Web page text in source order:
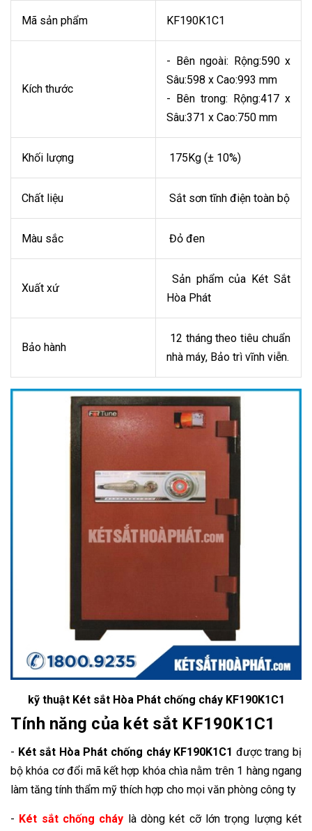
Mã sản phẩm KF190K1C1
Kích thước
- Bên ngoài: Rộng:590 x
Sâu:598 x Cao:993 mm
- Bên trong: Rộng:417 x
Sâu:371 x Cao:750 mm
Khối lượng 175Kg (± 10%)
Chất liệu Sắt sơn tĩnh điện toàn bộ
Màu sắc Đỏ đen
Xuất xứ
Sản phẩm của Két Sắt
Hòa Phát
Bảo hành
12 tháng theo tiêu chuẩn
nhà máy, Bảo trì vĩnh viễn.
kỹ thuật Két sắt Hòa Phát chống cháy KF190K1C1
Tính năng của két sắt KF190K1C1
- Két sắt Hòa Phát chống cháy KF190K1C1 được trang bị
bộ khóa cơ đổi mã kết hợp khóa chìa nằm trên 1 hàng ngang
làm tăng tính thẩm mỹ thích hợp cho mọi văn phòng công ty
- Két sắt chống cháy là dòng két cỡ lớn trọng lượng két